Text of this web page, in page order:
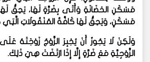
مَسْكَنِ الحَضَانَةِ وَأَتَى بِضَرَّةٍ لَهَا، يَحِقُّ
مَسْكَنٍ، وَيَحِقُّ لَهَا كَافَّةُ المُنْقُولَاتِ الَّتِي
وَلَكِنْ لَا يَجُوزُ أَنْ يُجْبِرَ الزَّوْجُ زَوْجَتَهُ
الزَّوْجِيَّةِ مَعَ ضَرَّةٍ إِلَّا إِذَا ارْتَضَتْ هِيَ ذَلِكَ.